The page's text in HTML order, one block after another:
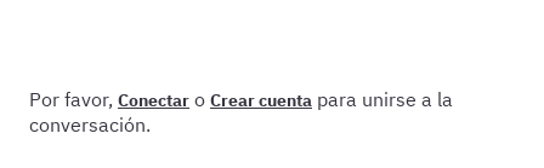
Por favor, Conectar o Crear cuenta para unirse a la
conversación.